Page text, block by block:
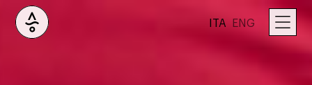
ITA ENG